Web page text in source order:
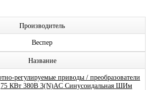
Производитель
Веспер
Название
регулируемые приводы / преобразователи
КВт 380В 3(N)AC Синусоидальная ШИм